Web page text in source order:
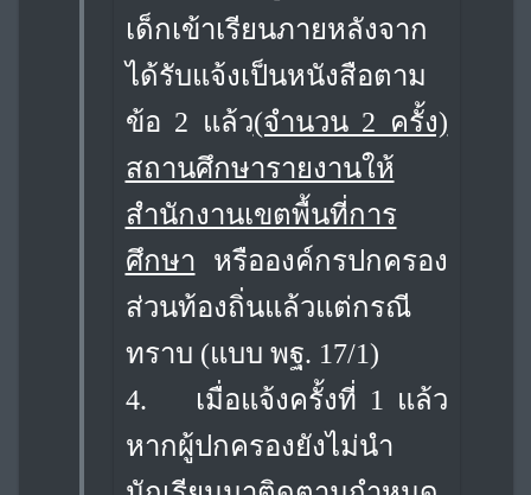
เด็กเข้าเรียนภายหลังจาก
ได้รับแจ้งเป็นหนังสือตาม
ข้อ 2 แล้ว(จำนวน 2 ครั้ง)
สถานศึกษารายงานให้
สำนักงานเขตพื้นที่การ
ศึกษา หรือองค์กรปกครอง
ส่วนท้องถิ่นแล้วแต่กรณี
ทราบ (แบบ พฐ. 17/1)
4.
เมื่อแจ้งครั้งที่ 1 แล้ว
หากผู้ปกครองยังไม่นำ